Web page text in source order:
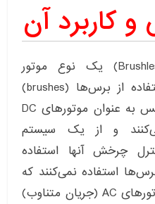
کاربرد آن
موتور براشلس (Brushless motor) یک نوع موتور
الکتریکی است که بدون استفاده از برس‌ها (brushes)
عمل می‌کند. موتورهای براشلس به عنوان موتورهای DC
و از یک سیستم
چرخش آنها استفاده
استفاده نمی‌کنند که
در موتورهای DC سنتی یا موتورهای AC (جریان متناوب)